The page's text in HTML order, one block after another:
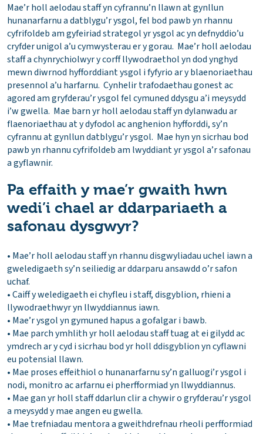
Mae’r holl aelodau staff yn cyfrannu’n llawn at gynllun
hunanarfarnu a datblygu’r ysgol, fel bod pawb yn rhannu
cyfrifoldeb am gyfeiriad strategol yr ysgol ac yn defnyddio’u
cryfder unigol a’u cymwysterau er y gorau. Mae’r holl aelodau
staff a chynrychiolwyr y corff llywodraethol yn dod ynghyd
mewn diwrnod hyfforddiant ysgol i fyfyrio ar y blaenoriaethau
presennol a’u harfarnu. Cynhelir trafodaethau gonest ac
agored am gryfderau’r ysgol fel cymuned ddysgu a’i meysydd
i’w gwella. Mae barn yr holl aelodau staff yn dylanwadu ar
flaenoriaethau at y dyfodol ac anghenion hyfforddi, sy’n
cyfrannu at gynllun datblygu’r ysgol. Mae hyn yn sicrhau bod
pawb yn rhannu cyfrifoldeb am lwyddiant yr ysgol a’r safonau
a gyflawnir.
Pa effaith y mae’r gwaith hwn
wedi’i chael ar ddarpariaeth a
safonau dysgwyr?
• Mae’r holl aelodau staff yn rhannu disgwyliadau uchel iawn a
gweledigaeth sy’n seiliedig ar ddarparu ansawdd o’r safon
uchaf.
• Caiff y weledigaeth ei chyfleu i staff, disgyblion, rhieni a
llywodraethwyr yn llwyddiannus iawn.
• Mae’r ysgol yn gymuned hapus a gofalgar i bawb.
• Mae parch ymhlith yr holl aelodau staff tuag at ei gilydd ac
ymdrech ar y cyd i sicrhau bod yr holl ddisgyblion yn cyflawni
eu potensial llawn.
• Mae proses effeithiol o hunanarfarnu sy’n galluogi’r ysgol i
nodi, monitro ac arfarnu ei pherfformiad yn llwyddiannus.
• Mae gan yr holl staff ddarlun clir a chywir o gryfderau’r ysgol
a meysydd y mae angen eu gwella.
• Mae trefniadau mentora a gweithdrefnau rheoli perfformiad